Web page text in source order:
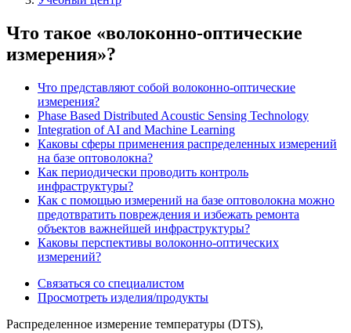
Что такое «волоконно-оптические
измерения»?
Что представляют собой волоконно-оптические
измерения?
Phase Based Distributed Acoustic Sensing Technology
Integration of AI and Machine Learning
Каковы сферы применения распределенных измерений
на базе оптоволокна?
Как периодически проводить контроль
инфраструктуры?
Как с помощью измерений на базе оптоволокна можно
предотвратить повреждения и избежать ремонта
объектов важнейшей инфраструктуры?
Каковы перспективы волоконно-оптических
измерений?
Связаться со специалистом
Просмотреть изделия/продукты
Распределенное измерение температуры (DTS),